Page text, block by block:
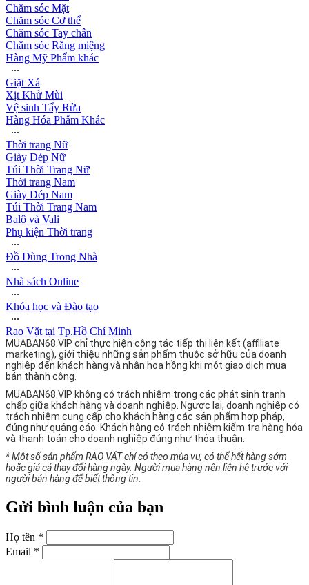
Chăm sóc Mặt
Chăm sóc Cơ thể
Chăm sóc Tay chân
Chăm sóc Răng miệng
Hàng Mỹ Phẩm khác
∙∙∙
Giặt Xả
Xịt Khử Mùi
Vệ sinh Tẩy Rửa
Hàng Hóa Phẩm Khác
∙∙∙
Thời trang Nữ
Giày Dép Nữ
Túi Thời Trang Nữ
Thời trang Nam
Giày Dép Nam
Túi Thời Trang Nam
Balô và Vali
Phụ kiện Thời trang
∙∙∙
Đồ Dùng Trong Nhà
∙∙∙
Nhà sách Online
∙∙∙
Khóa học và Đào tạo
∙∙∙
Rao Vặt tại Tp.Hồ Chí Minh
MUABAN68.VIP chỉ thực hiện công tác tiếp thị liên kết (affiliate
marketing), giới thiệu những sản phẩm thuộc sở hữu của doanh
nghiệp đến khách hàng và nhận hoa hồng khi một giao dịch mua
bán thành công.
MUABAN68.VIP không có trách nhiệm trong các phát sinh tranh
chấp giữa khách hàng và doanh nghiệp. Ngược lại, doanh nghiệp có
trách nhiệm cung cấp cho khách hàng các sản phẩm hợp pháp,
đúng như quảng cáo. Khách hàng có trách nhiệm kiểm tra hàng hóa
và thanh toán cho doanh nghiệp đúng như thỏa thuận.
* Một số sản phẩm RAO VẶT chỉ có theo mùa vụ, có thể hết hàng sớm
hoặc giá cả thay đổi hàng ngày. Người mua hàng nên liên hệ trước với
người bán hàng để biết thông tin.
Gửi bình luận của bạn
Họ tên *
Email *